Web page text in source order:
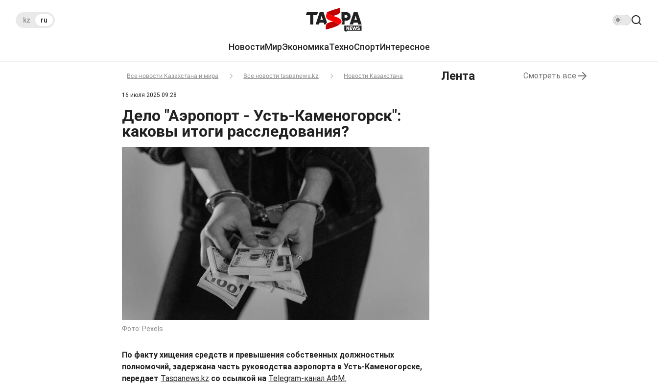
kz ru
НовостиМирЭкономикаТехноСпортИнтересное
Все новости Казахстана и мира Все новости taspanews.kz Новости Казахстана
16 июля 2025 09:28
Дело "Аэропорт - Усть-Каменогорск":
каковы итоги расследования?
Фото: Pexels
По факту хищения средств и превышения собственных должностных
полномочий, задержана часть руководства аэропорта в Усть-Каменогорске,
передает Taspanews.kz со ссылкой на Telegram-канал АФМ.
Лента Смотреть все